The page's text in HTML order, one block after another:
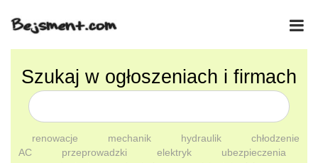
Szukaj w ogłoszeniach i firmach
renowacje mechanik hydraulik
chłodzenie
AC
przeprowadzki elektryk
ubezpieczenia